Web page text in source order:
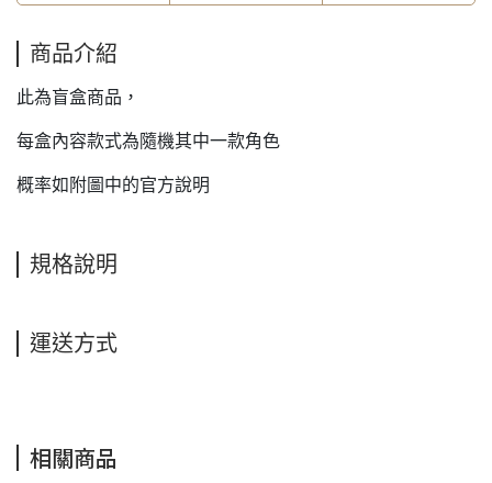
商品介紹
此為盲盒商品，
每盒內容款式為隨機其中一款角色
概率如附圖中的官方說明
規格說明
運送方式
相關商品